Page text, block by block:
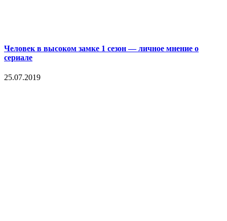
Человек в высоком замке 1 сезон — личное мнение о
сериале
25.07.2019